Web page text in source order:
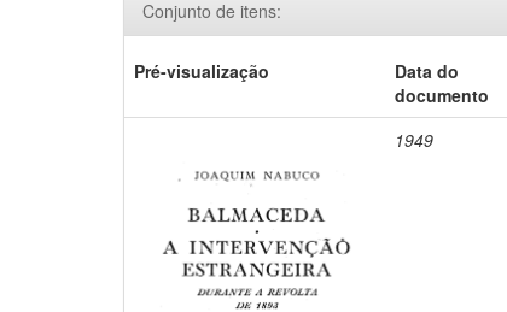
Conjunto de itens:
Pré-visualização
Data do
documento
1949